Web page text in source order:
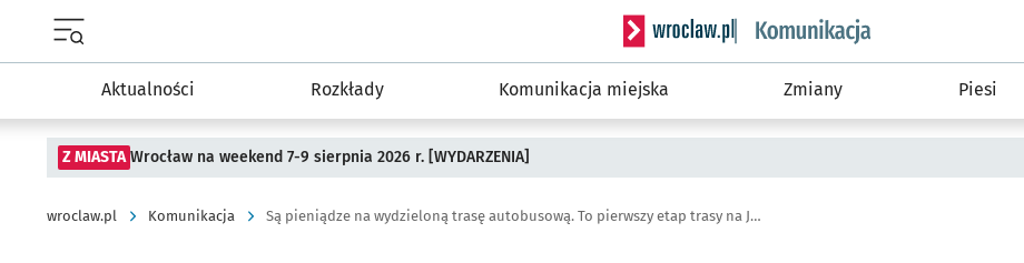
Serwis informacyjny wroclaw.pl podserwis:
Aktualności Rozkłady Komunikacja miejska Zmiany Piesi
Z MIASTA Wrocław na weekend 7-9 sierpnia 2026 r. [WYDARZENIA]
wroclaw.pl Komunikacja Są pieniądze na wydzieloną trasę autobusową. To pierwszy etap trasy na Jagodno